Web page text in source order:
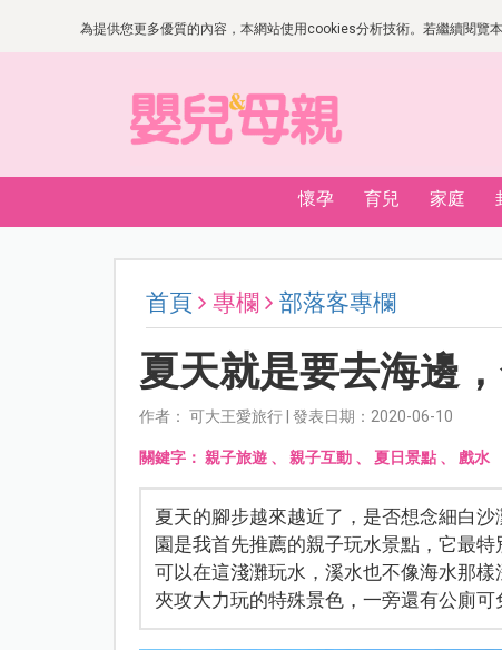
為提供您更多優質的內容，本網站使用cookies分析技術。若繼續閱
懷孕 育兒 家庭
首頁 專欄 部落客專欄
夏天就是要去海邊
作者： 可大王愛旅行 | 發表日期：2020-06-10
關鍵字： 親子旅遊、 親子互動、 夏日景點、 戲水
夏天的腳步越來越近了，是否想念細白
園是我首先推薦的親子玩水景點，它最
可以在這淺灘玩水，溪水也不像海水那
夾攻大力玩的特殊景色，一旁還有公廁